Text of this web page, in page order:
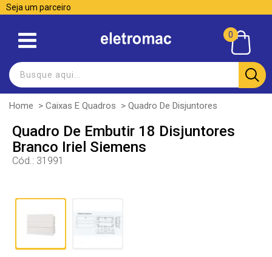
Seja um parceiro
0
Home > Caixas E Quadros > Quadro De Disjuntores
Quadro De Embutir 18 Disjuntores
Branco Iriel Siemens
Cód.: 31991